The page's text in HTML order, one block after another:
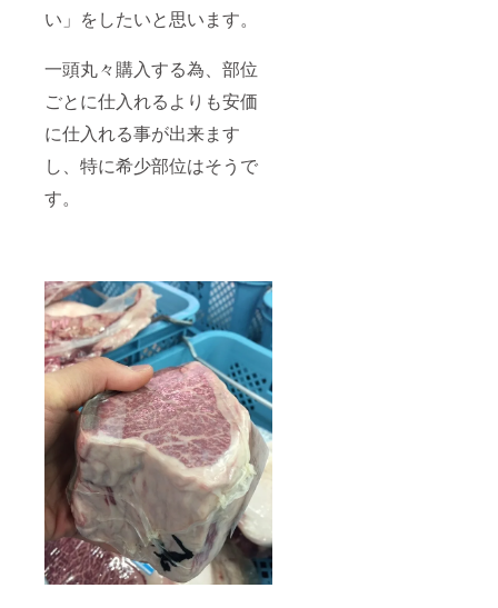
い」をしたいと思います。
一頭丸々購入する為、部位
ごとに仕入れるよりも安価
に仕入れる事が出来ます
し、特に希少部位はそうで
す。